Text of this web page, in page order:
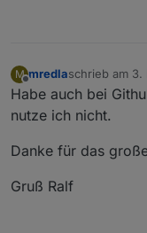
M
Offline
mredlaschrieb am 3.
zuletzt
Habe auch bei
nutze ich nicht.
Danke für das
Gruß Ralf